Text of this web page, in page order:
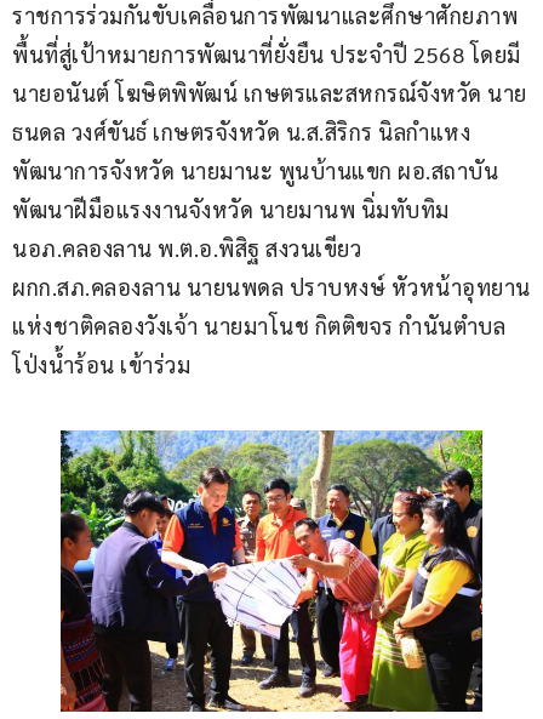
ราชการร่วมกันขับเคลื่อนการพัฒนาและศึกษาศักยภาพ
พื้นที่สู่เป้าหมายการพัฒนาที่ยั่งยืน ประจำปี 2568 โดยมี
นายอนันต์ โฆษิตพิพัฒน์ เกษตรและสหกรณ์จังหวัด นาย
ธนดล วงศ์ขันธ์ เกษตรจังหวัด น.ส.สิริกร นิลกำแหง
พัฒนาการจังหวัด นายมานะ พูนบ้านแขก ผอ.สถาบัน
พัฒนาฝีมือแรงงานจังหวัด นายมานพ นิ่มทับทิม
นอภ.คลองลาน พ.ต.อ.พิสิฐ สงวนเขียว
ผกก.สภ.คลองลาน นายนพดล ปราบหงษ์ หัวหน้าอุทยาน
แห่งชาติคลองวังเจ้า นายมาโนช กิตติขจร กำนันตำบล
โป่งน้ำร้อน เข้าร่วม